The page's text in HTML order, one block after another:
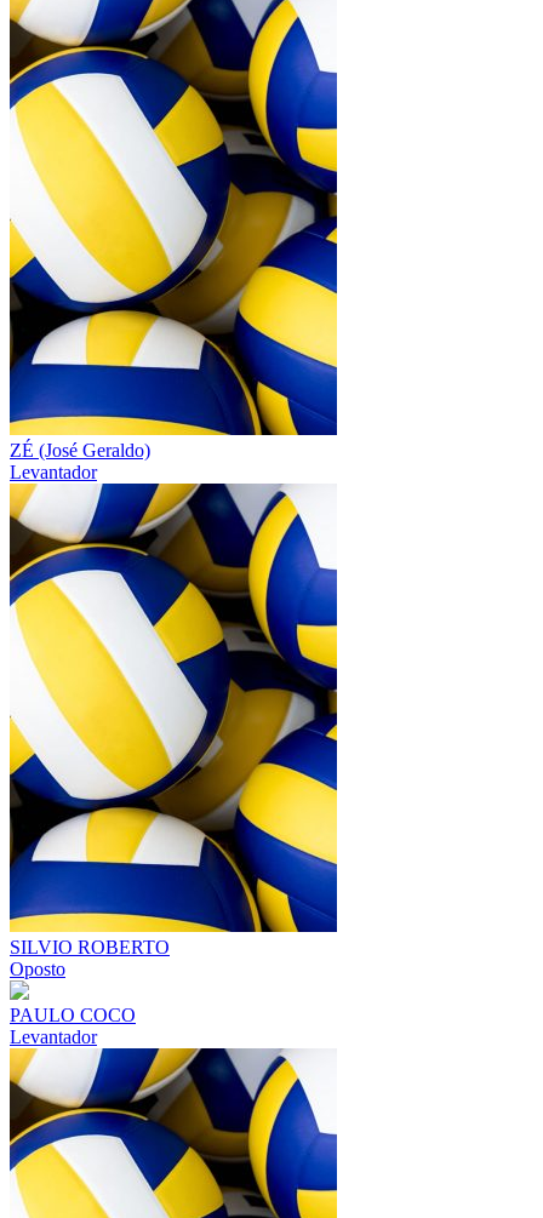
ZÉ (José Geraldo)
Levantador
SILVIO ROBERTO
Oposto
PAULO COCO
Levantador